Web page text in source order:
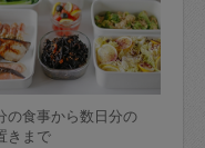
の食事から数日分の
きまで